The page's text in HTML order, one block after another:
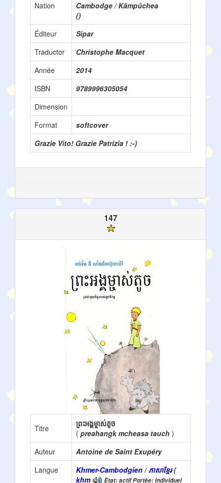
Nation
Cambodge / Kâmpŭchea
()
Éditeur
Sipar
Traductor
Christophe Macquet
Année
2014
ISBN
9789996305054
Dimension
Format
softcover
Grazie Vito! Grazie Patrizia ! :-)
147
Titre
ព្រះអង្គម្ចាស់តូច
( preahangk mcheasa tauch )
Auteur
Antoine de Saint Exupéry
Langue
Khmer-Cambodgien / ភាសាខ្មែរ(
khm
Ètat: actif Portèe: individuel